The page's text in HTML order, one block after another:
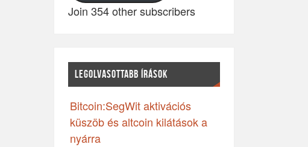
Join 354 other subscribers
LEGOLVASOTTABB ÍRÁSOK
Bitcoin:SegWit aktivációs
küszöb és altcoin kilátások a
nyárra